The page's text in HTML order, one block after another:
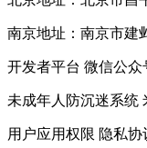
南京地址：南京市建
开发者平台 微信公众
未成年人防沉迷系统
用户应用权限 隐私协